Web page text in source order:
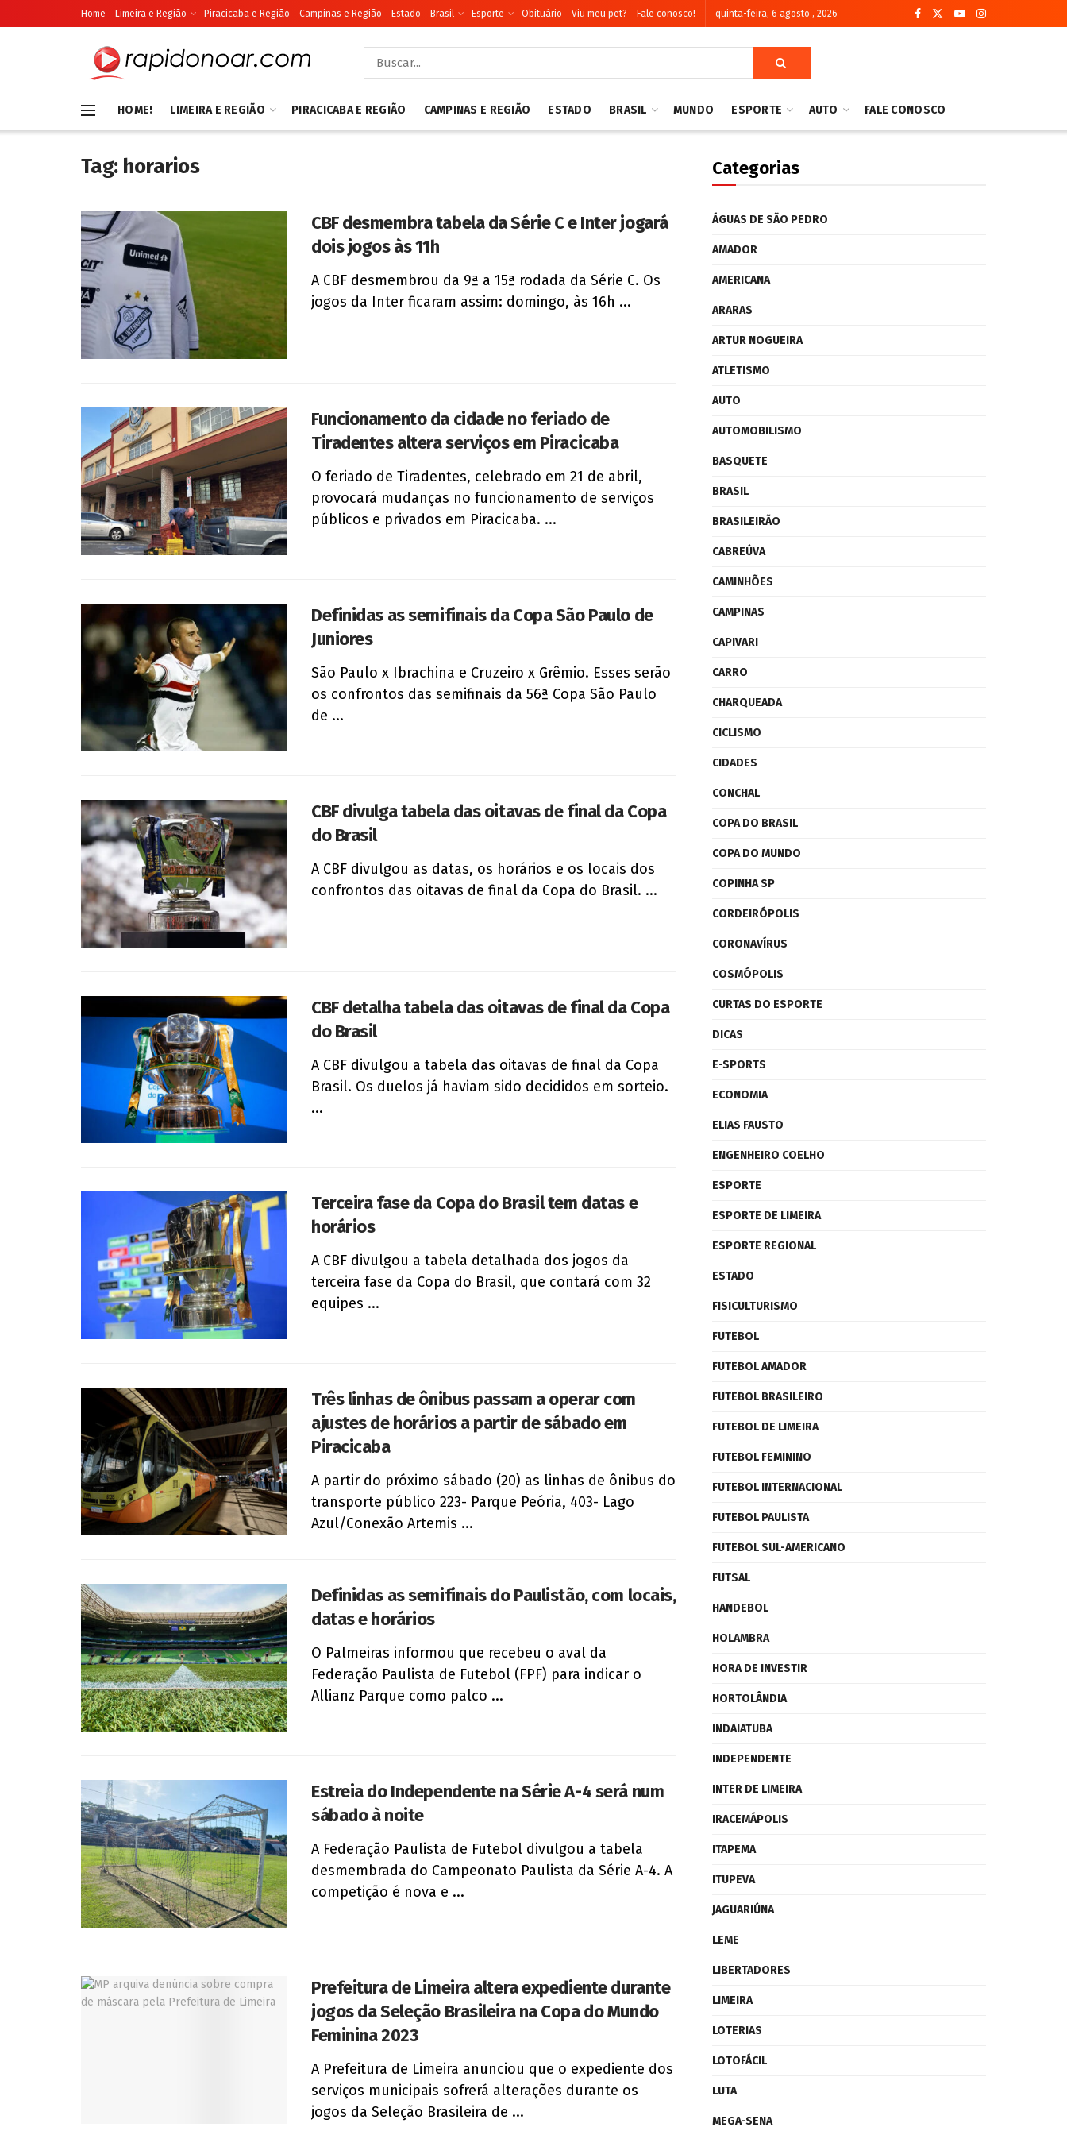
Home Limeira e Região Piracicaba e Região Campinas e Região Estado Brasil Esporte Obituário Viu meu pet? Fale conosco! quinta-feira, 6 agosto , 2026
HOME! LIMEIRA E REGIÃO PIRACICABA E REGIÃO CAMPINAS E REGIÃO ESTADO BRASIL MUNDO ESPORTE AUTO FALE CONOSCO
Tag: horarios
CBF desmembra tabela da Série C e Inter jogará
dois jogos às 11h
A CBF desmembrou da 9ª a 15ª rodada da Série C. Os
jogos da Inter ficaram assim: domingo, às 16h ...
Funcionamento da cidade no feriado de
Tiradentes altera serviços em Piracicaba
O feriado de Tiradentes, celebrado em 21 de abril,
provocará mudanças no funcionamento de serviços
públicos e privados em Piracicaba. ...
Definidas as semifinais da Copa São Paulo de
Juniores
São Paulo x Ibrachina e Cruzeiro x Grêmio. Esses serão
os confrontos das semifinais da 56ª Copa São Paulo
de ...
CBF divulga tabela das oitavas de final da Copa
do Brasil
A CBF divulgou as datas, os horários e os locais dos
confrontos das oitavas de final da Copa do Brasil. ...
CBF detalha tabela das oitavas de final da Copa
do Brasil
A CBF divulgou a tabela das oitavas de final da Copa
Brasil. Os duelos já haviam sido decididos em sorteio.
...
Terceira fase da Copa do Brasil tem datas e
horários
A CBF divulgou a tabela detalhada dos jogos da
terceira fase da Copa do Brasil, que contará com 32
equipes ...
Três linhas de ônibus passam a operar com
ajustes de horários a partir de sábado em
Piracicaba
A partir do próximo sábado (20) as linhas de ônibus do
transporte público 223- Parque Peória, 403- Lago
Azul/Conexão Artemis ...
Definidas as semifinais do Paulistão, com locais,
datas e horários
O Palmeiras informou que recebeu o aval da
Federação Paulista de Futebol (FPF) para indicar o
Allianz Parque como palco ...
Estreia do Independente na Série A-4 será num
sábado à noite
A Federação Paulista de Futebol divulgou a tabela
desmembrada do Campeonato Paulista da Série A-4. A
competição é nova e ...
Prefeitura de Limeira altera expediente durante
jogos da Seleção Brasileira na Copa do Mundo
Feminina 2023
A Prefeitura de Limeira anunciou que o expediente dos
serviços municipais sofrerá alterações durante os
jogos da Seleção Brasileira de ...
Categorias
ÁGUAS DE SÃO PEDRO
AMADOR
AMERICANA
ARARAS
ARTUR NOGUEIRA
ATLETISMO
AUTO
AUTOMOBILISMO
BASQUETE
BRASIL
BRASILEIRÃO
CABREÚVA
CAMINHÕES
CAMPINAS
CAPIVARI
CARRO
CHARQUEADA
CICLISMO
CIDADES
CONCHAL
COPA DO BRASIL
COPA DO MUNDO
COPINHA SP
CORDEIRÓPOLIS
CORONAVÍRUS
COSMÓPOLIS
CURTAS DO ESPORTE
DICAS
E-SPORTS
ECONOMIA
ELIAS FAUSTO
ENGENHEIRO COELHO
ESPORTE
ESPORTE DE LIMEIRA
ESPORTE REGIONAL
ESTADO
FISICULTURISMO
FUTEBOL
FUTEBOL AMADOR
FUTEBOL BRASILEIRO
FUTEBOL DE LIMEIRA
FUTEBOL FEMININO
FUTEBOL INTERNACIONAL
FUTEBOL PAULISTA
FUTEBOL SUL-AMERICANO
FUTSAL
HANDEBOL
HOLAMBRA
HORA DE INVESTIR
HORTOLÂNDIA
INDAIATUBA
INDEPENDENTE
INTER DE LIMEIRA
IRACEMÁPOLIS
ITAPEMA
ITUPEVA
JAGUARIÚNA
LEME
LIBERTADORES
LIMEIRA
LOTERIAS
LOTOFÁCIL
LUTA
MEGA-SENA